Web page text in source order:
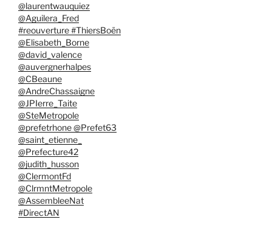
@laurentwauquiez
@Aguilera_Fred
#reouverture #ThiersBoën
@Elisabeth_Borne
@david_valence
@auvergnerhalpes
@CBeaune
@AndreChassaigne
@JPIerre_Taite
@SteMetropole
@prefetrhone @Prefet63
@saint_etienne_
@Prefecture42
@judith_husson
@ClermontFd
@ClrmntMetropole
@AssembleeNat
#DirectAN